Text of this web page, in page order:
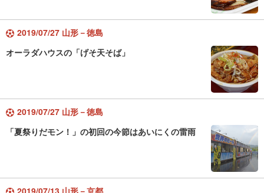
2019/07/27 山形－徳島
オーラダハウスの「げそ天そば」
2019/07/27 山形－徳島
「夏祭りだモン！」の初回の今節はあいにくの雷雨
2019/07/13 山形－京都